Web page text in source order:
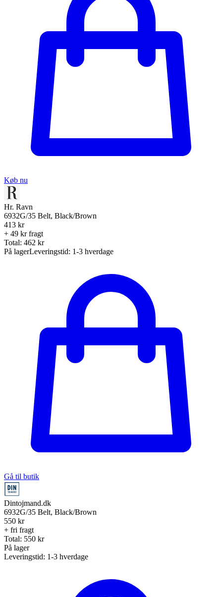
Køb nu
Hr. Ravn
6932G/35 Belt, Black/Brown
413 kr
+ 49 kr fragt
Total: 462 kr
På lagerLeveringstid: 1-3 hverdage
Gå til butik
Dintojmand.dk
6932G/35 Belt, Black/Brown
550 kr
+ fri fragt
Total: 550 kr
På lager
Leveringstid: 1-3 hverdage